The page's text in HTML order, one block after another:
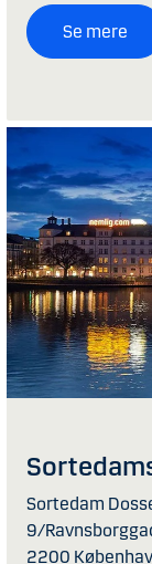
Se mere
Sortedam
9/
2200